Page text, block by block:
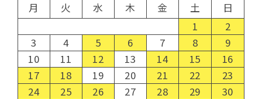
月
火 水 木 金 土
日
1
2
3
4 5 6 7 8
9
10
11 12 13 14 15
16
17
18 19 20 21 22
23
24
25 26 27 28 29
30